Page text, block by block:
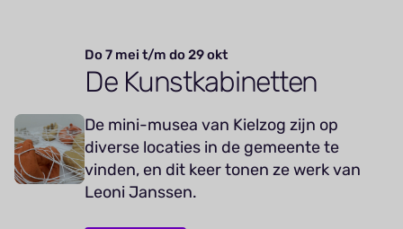
Do 7 mei t/m do 29 okt
De Kunstkabinetten
De mini-musea van Kielzog zijn op
diverse locaties in de gemeente te
vinden, en dit keer tonen ze werk van
Leoni Janssen.